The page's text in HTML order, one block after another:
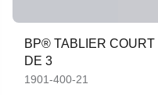
BP® TABLIER
DE 3
1901-400-21